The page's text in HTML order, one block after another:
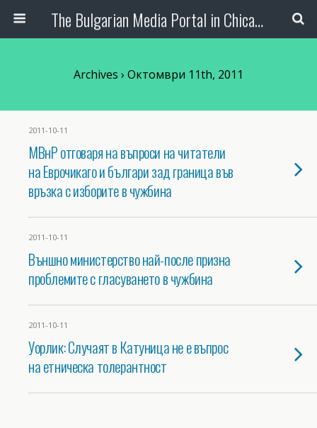
The Bulgarian Media Portal in Chicago
Archives › Октомври 11th, 2011
2011-10-11
МВнР отговаря на въпроси на читатели
на Еврочикаго и българи зад граница във
връзка с изборите в чужбина
2011-10-11
Външно министерство най-после призна
проблемите с гласуването в чужбина
2011-10-11
Уорлик: Случаят в Катуница не е въпрос
на етническа толерантност